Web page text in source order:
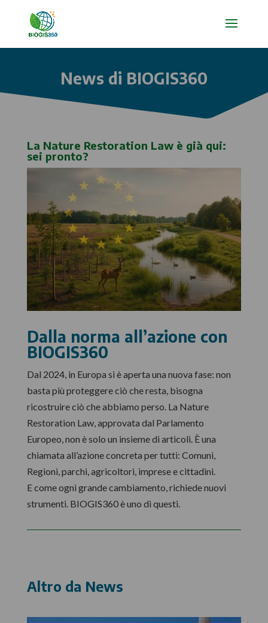
News di BIOGIS360
La Nature Restoration Law è già qui:
sei pronto?
Dalla norma all’azione con
BIOGIS360
Dal 2024, in Europa si è aperta una nuova fase: non
basta più proteggere ciò che resta, bisogna
ricostruire ciò che abbiamo perso. La Nature
Restoration Law, approvata dal Parlamento
Europeo, non è solo un insieme di articoli. È una
chiamata all’azione concreta per tutti: Comuni,
Regioni, parchi, agricoltori, imprese e cittadini.
E come ogni grande cambiamento, richiede nuovi
strumenti. BIOGIS360 è uno di questi.
Altro da News